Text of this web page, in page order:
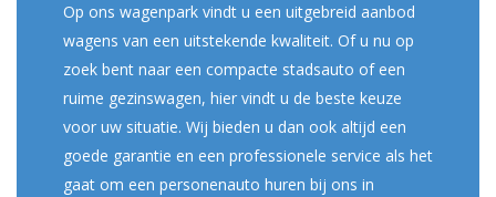
Op ons wagenpark vindt u een uitgebreid aanbod
wagens van een uitstekende kwaliteit. Of u nu op
zoek bent naar een compacte stadsauto of een
ruime gezinswagen, hier vindt u de beste keuze
voor uw situatie. Wij bieden u dan ook altijd een
goede garantie en een professionele service als het
gaat om een personenauto huren bij ons in